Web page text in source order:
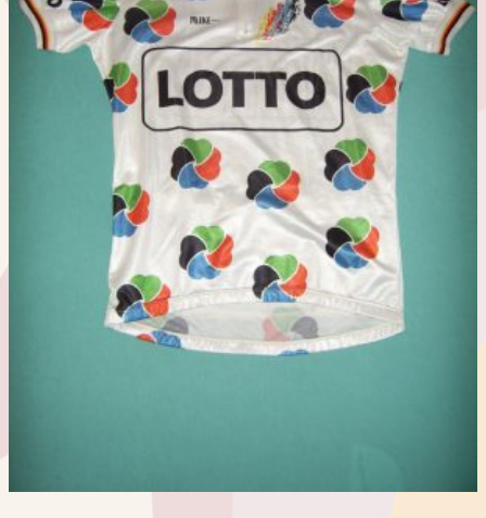
possono
essere
scelte
nella
pagina
del
prodotto